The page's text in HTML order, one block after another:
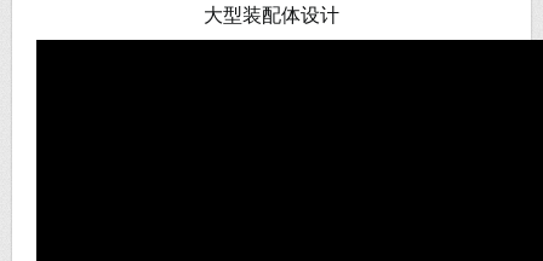
大型装配体设计